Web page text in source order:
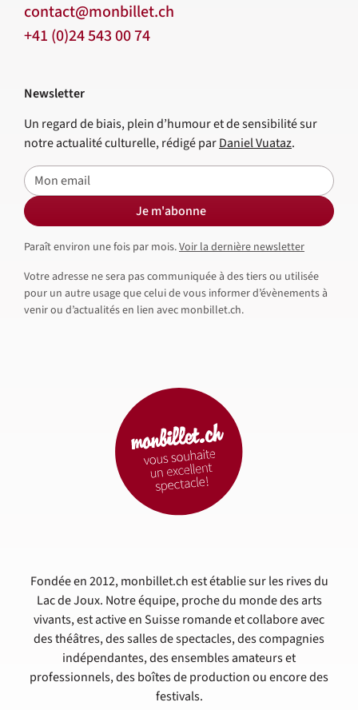
contact@monbillet.ch
+41 (0)24 543 00 74
Fondée en 2012, monbillet.ch est établie sur les rives du
Lac de Joux. Notre équipe, proche du monde des arts
vivants, est active en Suisse romande et collabore avec
des théâtres, des salles de spectacles, des compagnies
indépendantes, des ensembles amateurs et
professionnels, des boîtes de production ou encore des
festivals.
Newsletter
Un regard de biais, plein d’humour et de sensibilité sur
notre actualité culturelle, rédigé parDaniel Vuataz.
E-mail
Je m'abonne
Paraît environ une fois par mois.Voir la dernière newsletter
Votre adresse ne sera pas communiquée à des tiers ou utilisée
pour un autre usage que celui de vous informer d’évènements à
venir ou d’actualités en lien avec monbillet.ch.